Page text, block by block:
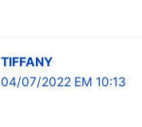
TIFFANY
04/07/2022 EM 10:13